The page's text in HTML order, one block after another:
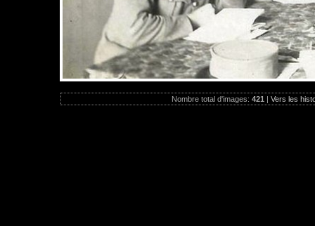
Nombre total d'images: 421 | Vers les